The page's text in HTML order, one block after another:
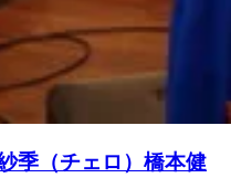
季（チェロ）橋本健